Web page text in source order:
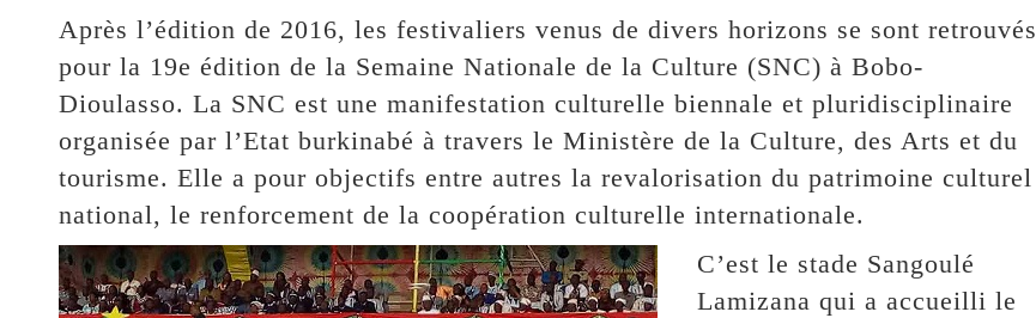
Après l’édition de 2016, les festivaliers venus de divers horizons se sont retrouvés
pour la 19e édition de la Semaine Nationale de la Culture (SNC) à Bobo-
Dioulasso. La SNC est une manifestation culturelle biennale et pluridisciplinaire
organisée par l’Etat burkinabé à travers le Ministère de la Culture, des Arts et du
tourisme. Elle a pour objectifs entre autres la revalorisation du patrimoine culturel
national, le renforcement de la coopération culturelle internationale.
C’est le stade Sangoulé
Lamizana qui a accueilli le